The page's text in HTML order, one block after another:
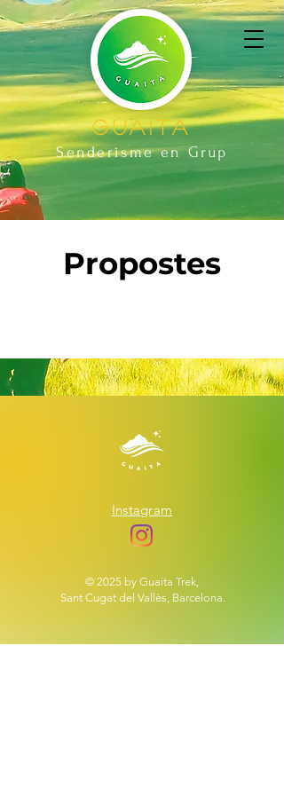
Guaita
Senderisme enGrup
Propostes
Instagram
© 2025 by Guaita Trek,
Sant Cugat del Vallès, Barcelona.